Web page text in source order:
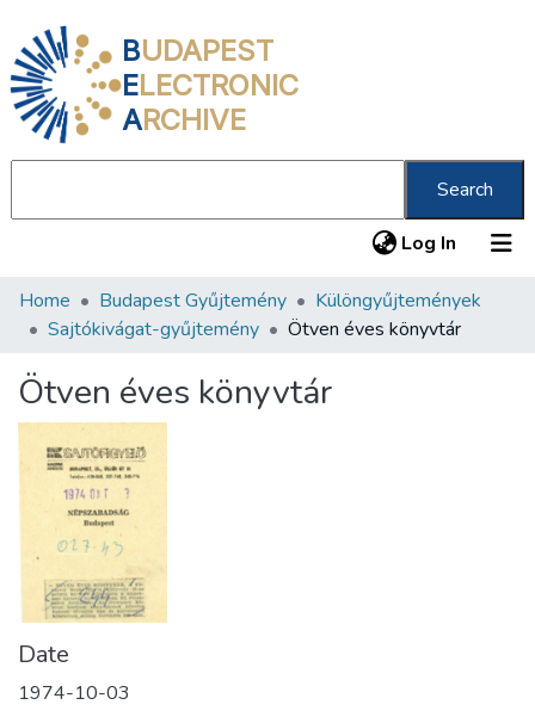
BUDAPEST
ELECTRONIC
ARCHIVE
Search
Log In (current)
Communities & Collections
Statistics
About us
Home Budapest Gyűjtemény
Különgyűjtemények
Sajtókivágat-gyűjtemény
Ötven éves könyvtár
Ötven éves könyvtár
Date
1974-10-03